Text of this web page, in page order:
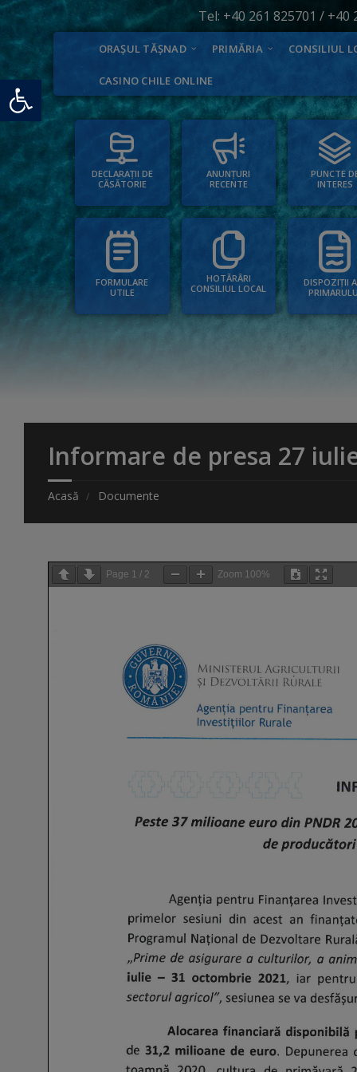
Deschide bara de unelte
Tel: +40 261 825701 / +40
ORAȘUL TĂȘNAD PRIMĂRIA CONSILIUL
CASINO CHILE ONLINE
DECLARAȚII DE
CĂSĂTORIE
ANUNȚURI
RECENTE
PUNCTE
INTERES
FORMULARE
UTILE
HOTĂRÂRI
CONSILIUL LOCAL
DISPOZIȚII
Informare de presa 27
Acasă Documente
Page 1 / 2 Zoom 100%